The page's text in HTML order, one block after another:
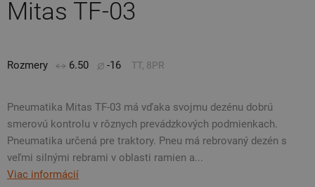
Mitas TF-03
Rozmery 6.50 -16 TT, 8PR
Pneumatika Mitas TF-03 má vďaka svojmu dezénu dobrú
smerovú kontrolu v rôznych prevádzkových podmienkach.
Pneumatika určená pre traktory. Pneu má rebrovaný dezén s
veľmi silnými rebrami v oblasti ramien a...
Viac informácií